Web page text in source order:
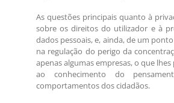
As questões principais quanto à
sobre os direitos do utilizador e à
dados pessoais, e, ainda, de um
na regulação do perigo da
apenas algumas empresas, o que
ao conhecimento do
comportamentos dos cidadãos.